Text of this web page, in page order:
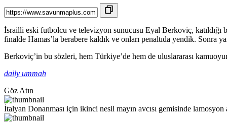
İsrailli eski futbolcu ve televizyon sunucusu Eyal Berkoviç, katıldığı
finalde Hamas’la berabere kaldık ve onları penaltıda yendik. Sonra
Berkoviç’in bu sözleri, hem Türkiye’de hem de uluslararası
daily ummah
Göz Atın
İtalyan Donanması için ikinci nesil mayın avcısı gemisinde lamosyon